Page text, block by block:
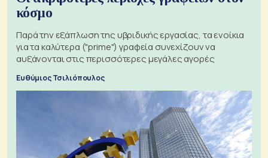
κόσμο
Παρά την εξάπλωση της υβριδικής εργασίας, τα ενοίκια
για τα καλύτερα ("prime") γραφεία συνεχίζουν να
αυξάνονται στις περισσότερες μεγάλες αγορές
Ευθύμιος Τσιλιόπουλος